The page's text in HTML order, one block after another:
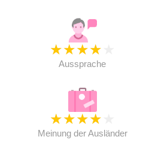
★★★★
Aussprache
★★★★
Meinung der Ausländer